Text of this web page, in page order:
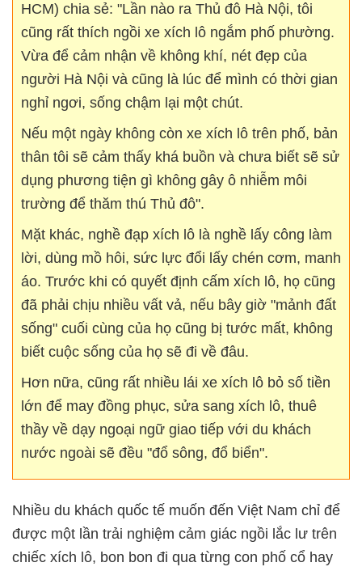
HCM) chia sẻ: "Lần nào ra Thủ đô Hà Nội, tôi
cũng rất thích ngồi xe xích lô ngắm phố phường.
Vừa để cảm nhận về không khí, nét đẹp của
người Hà Nội và cũng là lúc để mình có thời gian
nghỉ ngơi, sống chậm lại một chút.
Nếu một ngày không còn xe xích lô trên phố, bản
thân tôi sẽ cảm thấy khá buồn và chưa biết sẽ sử
dụng phương tiện gì không gây ô nhiễm môi
trường để thăm thú Thủ đô".
Mặt khác, nghề đạp xích lô là nghề lấy công làm
lời, dùng mồ hôi, sức lực đổi lấy chén cơm, manh
áo. Trước khi có quyết định cấm xích lô, họ cũng
đã phải chịu nhiều vất vả, nếu bây giờ "mảnh đất
sống" cuối cùng của họ cũng bị tước mất, không
biết cuộc sống của họ sẽ đi về đâu.
Hơn nữa, cũng rất nhiều lái xe xích lô bỏ số tiền
lớn để may đồng phục, sửa sang xích lô, thuê
thầy về dạy ngoại ngữ giao tiếp với du khách
nước ngoài sẽ đều "đổ sông, đổ biển".
Nhiều du khách quốc tế muốn đến Việt Nam chỉ để
được một lần trải nghiệm cảm giác ngồi lắc lư trên
chiếc xích lô, bon bon đi qua từng con phố cổ hay